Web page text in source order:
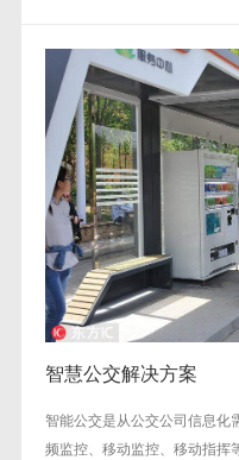
智慧公交解决方案
智能公交是从公交公司信息化
频监控、移动监控、移动指挥